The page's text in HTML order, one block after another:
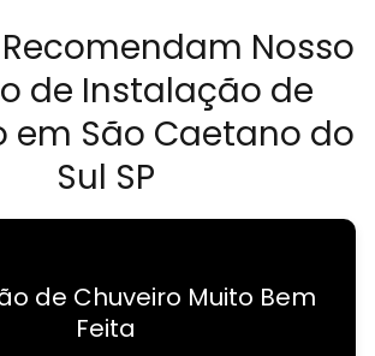
Nosso
de Instalação de
em São Caetano do
Sul SP
de Chuveiro Muito Bem
Feita